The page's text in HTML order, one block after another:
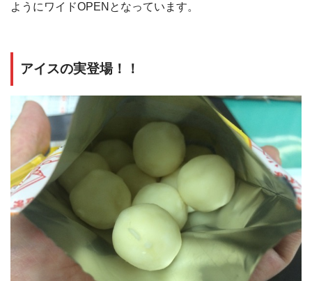
ようにワイドOPENとなっています。
アイスの実登場！！